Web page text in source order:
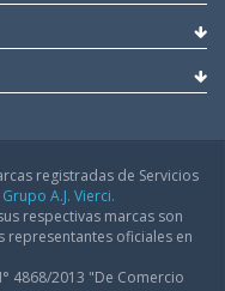
registradas de Servicios
Grupo A.J. Vierci.
respectivas marcas son
representantes oficiales en
4868/2013 "De Comercio